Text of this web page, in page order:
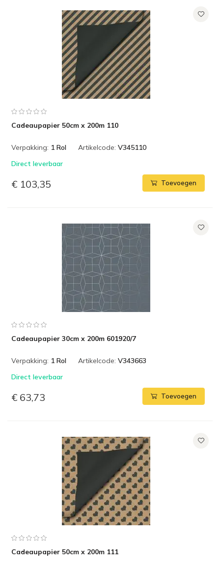
Cadeaupapier 50cm x 200m 110
Verpakking: 1 Rol Artikelcode: V345110
Direct leverbaar
€ 103,35 Toevoegen
Cadeaupapier 30cm x 200m 601920/7
Verpakking: 1 Rol Artikelcode: V343663
Direct leverbaar
€ 63,73 Toevoegen
Cadeaupapier 50cm x 200m 111